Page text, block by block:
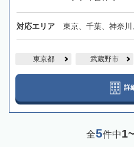
対応エリア 東京、千葉、神奈
東京都 武蔵野市
詳
全5件中